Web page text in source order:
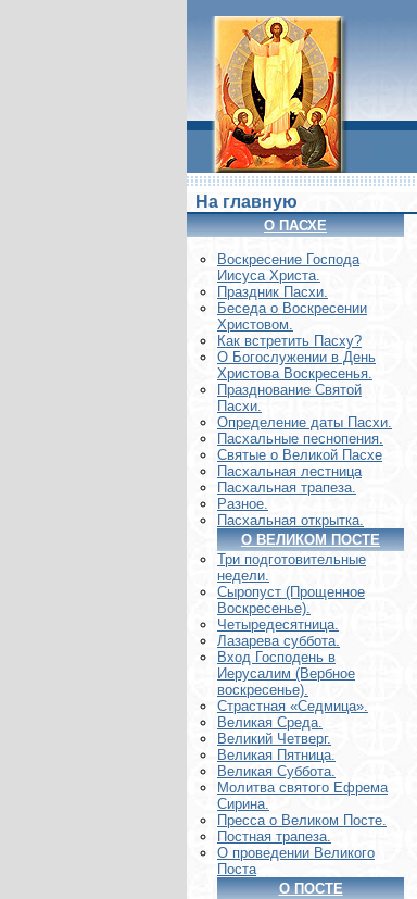
На главную
О ПАСХЕ
Воскреcение Господа
Иисуса Христа.
Праздник Пасхи.
Беседа о Воскресении
Христовом.
Как встретить Пасху?
О Богослужении в День
Христова Воскресенья.
Празднование Святой
Пасхи.
Определение даты Пасхи.
Пасхальные песнопения.
Святые о Великой Пасхе
Пасхальная лестница
Пасхальная трапеза.
Разное.
Пасхальная открытка.
О ВЕЛИКОМ ПОСТЕ
Три подготовительные
недели.
Сыропуст (Прощенное
Воскресенье).
Четыредесятница.
Лазарева суббота.
Вход Господень в
Иерусалим (Вербное
воскресенье).
Страстная «Седмица».
Великая Среда.
Великий Четверг.
Великая Пятница.
Великая Суббота.
Молитва святого Ефрема
Сирина.
Пресса о Великом Посте.
Постная трапеза.
О проведении Великого
Поста
О ПОСТЕ